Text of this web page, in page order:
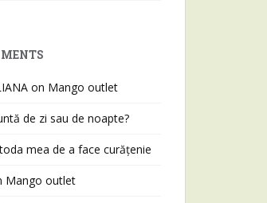
on Mango outlet
de zi sau de noapte?
mea de a face curățenie
Mango outlet